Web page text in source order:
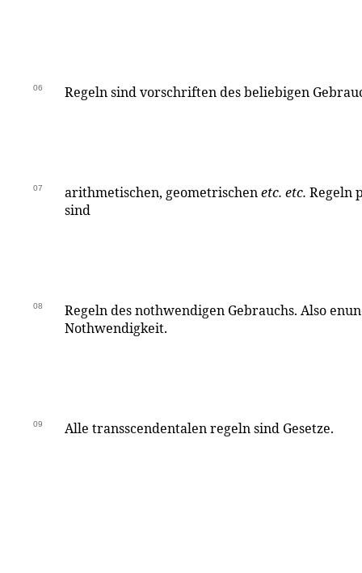
06 Regeln sind vorschriften des beliebigen
07 arithmetischen, geometrischenetc. etc. Regeln
sind
08
Regeln des nothwendigen Gebrauchs. Also
Nothwendigkeit.
09 Alle transscendentalen regeln sind Gesetze.